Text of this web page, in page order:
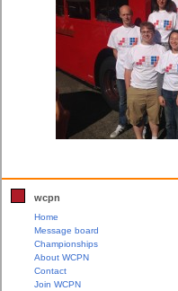
wcpn
Home
Message board
Championships
About WCPN
Contact
Join WCPN